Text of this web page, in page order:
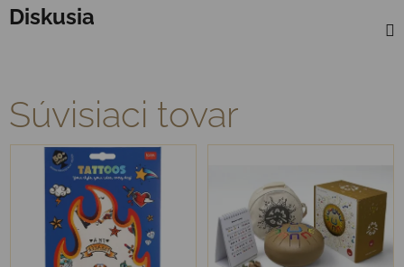
Diskusia
Súvisiaci tovar